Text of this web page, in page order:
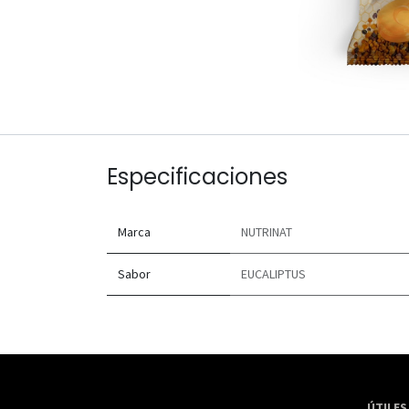
Especificaciones
Marca NUTRINAT
Sabor EUCALIPTUS